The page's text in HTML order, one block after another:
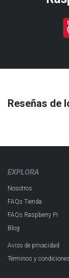
Reseñas de
EXPLORA
Nosotros
FAQs Tienda
FAQs Raspberry Pi
Blog
Aviso de privacidad
Términos y condiciones